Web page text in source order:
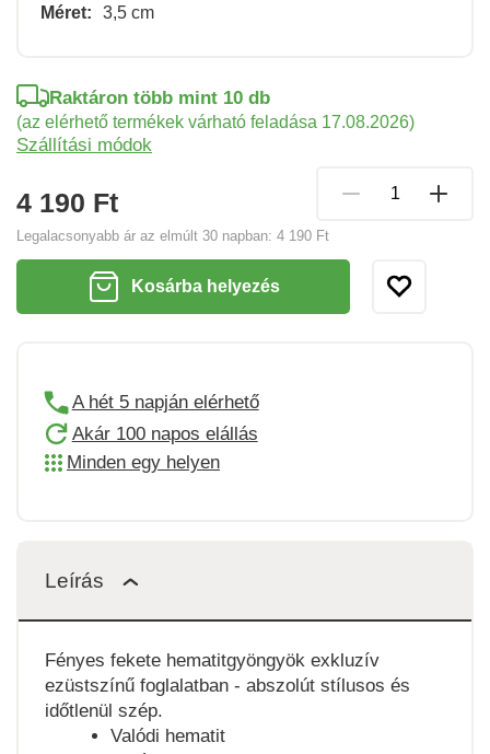
Méret: 3,5 cm
4 190 Ft
Legalacsonyabb ár az elmúlt 30 napban: 4 190 Ft
Raktáron több mint 10 db
(az elérhető termékek várható feladása 17.08.2026)
Szállítási módok
Kosárba helyezés
A hét 5 napján elérhető
Akár 100 napos elállás
Minden egy helyen
Leírás
Fényes fekete hematitgyöngyök exkluzív
ezüstszínű foglalatban - abszolút stílusos és
időtlenül szép.
Valódi hematit